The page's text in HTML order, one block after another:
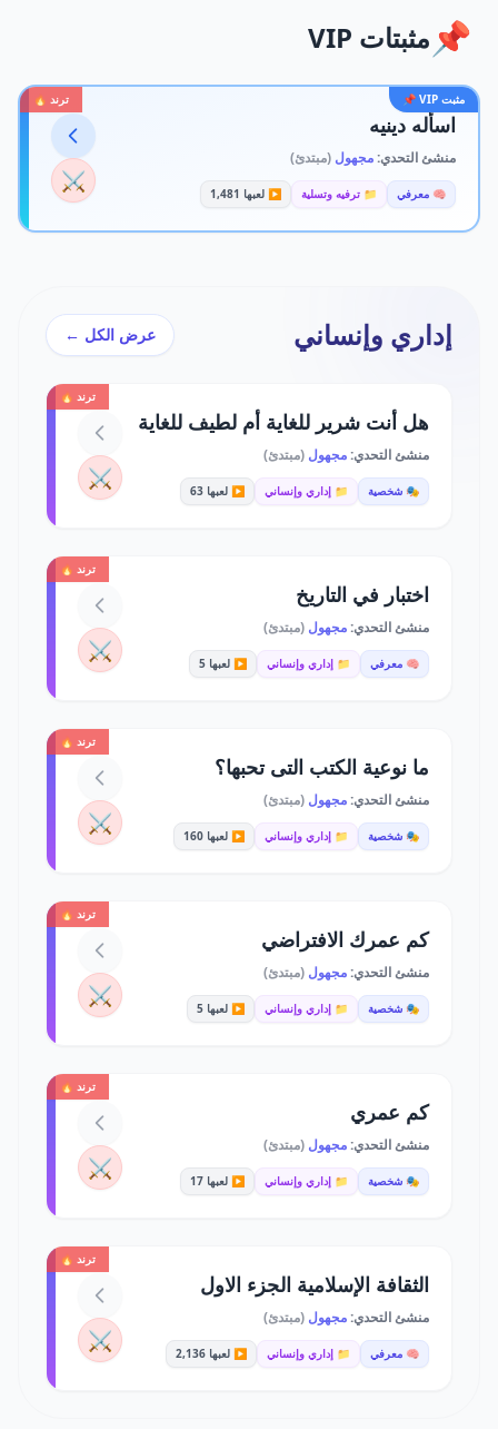
📌 مثبتات VIP
مثبت VIP 📌 ترند 🔥
اسأله دينيه
منشئ التحدي:مجهول (مبتدئ)
🧠 معرفي 📁 ترفيه وتسلية ▶️ لعبها 1,481 ⚔️
إداري وإنساني عرض الكل ←
ترند 🔥
هل أنت شرير للغاية أم لطيف للغاية
منشئ التحدي:مجهول (مبتدئ)
🎭 شخصية 📁 إداري وإنساني ▶️ لعبها 63 ⚔️
ترند 🔥
اختبار في التاريخ
منشئ التحدي:مجهول (مبتدئ)
🧠 معرفي 📁 إداري وإنساني ▶️ لعبها 5 ⚔️
ترند 🔥
ما نوعية الكتب التى تحبها؟
منشئ التحدي:مجهول (مبتدئ)
🎭 شخصية 📁 إداري وإنساني ▶️ لعبها 160 ⚔️
ترند 🔥
كم عمرك الافتراضي
منشئ التحدي:مجهول (مبتدئ)
🎭 شخصية 📁 إداري وإنساني ▶️ لعبها 5 ⚔️
ترند 🔥
كم عمري
منشئ التحدي:مجهول (مبتدئ)
🎭 شخصية 📁 إداري وإنساني ▶️ لعبها 17 ⚔️
ترند 🔥
الثقافة الإسلامية الجزء الاول
منشئ التحدي:مجهول (مبتدئ)
🧠 معرفي 📁 إداري وإنساني ▶️ لعبها 2,136 ⚔️